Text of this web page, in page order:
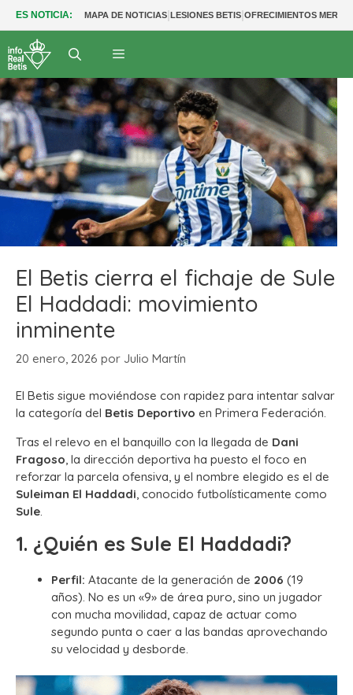
ES NOTICIA: MAPA DE NOTICIAS|LESIONES BETIS|OFRECIMIENTOS
El Betis cierra el fichaje de Sule
El Haddadi: movimiento
inminente
20 enero, 2026 por Julio Martín
El Betis sigue moviéndose con rapidez para intentar salvar
la categoría del Betis Deportivo en Primera Federación.
Tras el relevo en el banquillo con la llegada de Dani
Fragoso , la dirección deportiva ha puesto el foco en
reforzar la parcela ofensiva, y el nombre elegido es el de
Suleiman El Haddadi , conocido futbolísticamente como
Sule
1. ¿Quién es Sule El Haddadi?
Perfil: Atacante de la generación de 2006 (19
años). No es un «9» de área puro, sino un jugador
con mucha movilidad, capaz de actuar como
segundo punta o caer a las bandas aprovechando
su velocidad y desborde.